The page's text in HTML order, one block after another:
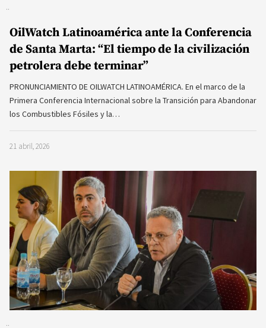
OilWatch Latinoamérica ante la Conferencia
de Santa Marta: “El tiempo de la civilización
petrolera debe terminar”
PRONUNCIAMIENTO DE OILWATCH LATINOAMÉRICA. En el marco de la
Primera Conferencia Internacional sobre la Transición para Abandonar
los Combustibles Fósiles y la…
21 abril, 2026